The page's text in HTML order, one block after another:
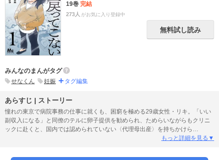
19巻 完結
273人 がお気に入り登録中
無料試し読み
みんなのまんがタグ
せなくん 妊娠 タグ編集
あらすじ | ストーリー
憧れの東京で病院事務の仕事に就くも、困窮を極める29歳女性・リキ。「いい
副収入になる」と同僚のテルに卵子提供を勧められ、ためらいながらもクリニ
ックに赴くと、国内では認められていない〈代理母出産〉を持ちかけら
れ…？ ドラマ化でも話題、怒りと欲望が錯綜するディストピア小説、コミカ
もっと詳細を見る▼